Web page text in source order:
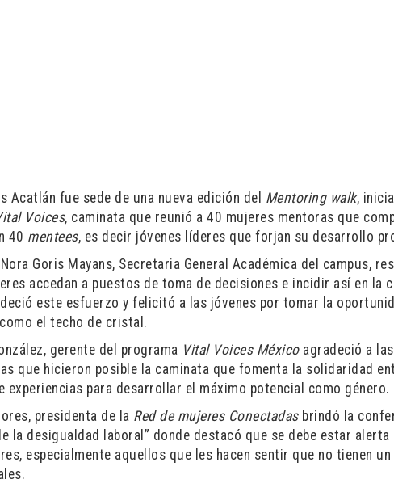
Acatlán fue sede de una nueva edición del Mentoring walk,
Voices, caminata que reunió a 40 mujeres mentoras que
40 mentees, es decir jóvenes líderes que forjan su desarrollo
Goris Mayans, Secretaria General Académica del campus,
accedan a puestos de toma de decisiones e incidir así en la
este esfuerzo y felicitó a las jóvenes por tomar la
el techo de cristal.
gerente del programa Vital Voices Méxicoagradeció a las
que hicieron posible la caminata que fomenta la solidaridad
experiencias para desarrollar el máximo potencial como género.
presidenta de la Red de mujeres Conectadasbrindó la
la desigualdad laboral” donde destacó que se debe estar alerta
especialmente aquellos que les hacen sentir que no tienen